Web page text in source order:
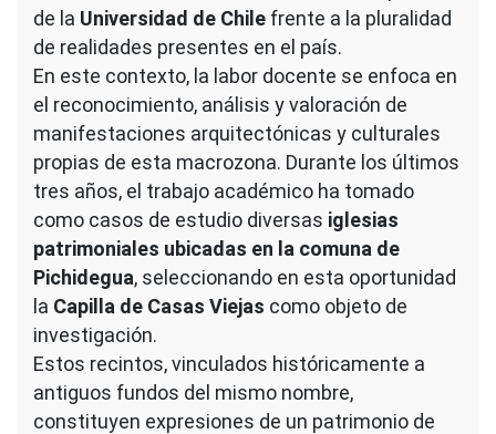
de la Universidad de Chile frente a la pluralidad
de realidades presentes en el país.
En este contexto, la labor docente se enfoca en
el reconocimiento, análisis y valoración de
manifestaciones arquitectónicas y culturales
propias de esta macrozona. Durante los últimos
tres años, el trabajo académico ha tomado
como casos de estudio diversas iglesias
patrimoniales ubicadas en la comuna de
Pichidegua, seleccionando en esta oportunidad
la Capilla de Casas Viejas como objeto de
investigación.
Estos recintos, vinculados históricamente a
antiguos fundos del mismo nombre,
constituyen expresiones de un patrimonio de